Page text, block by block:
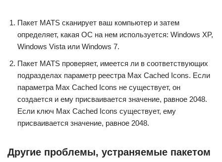
Пакет MATS сканирует ваш компьютер и затем
определяет, какая ОС на нем используется: Windows XP,
Windows Vista или Windows 7.
Пакет MATS проверяет, имеется ли в соответствующих
подразделах параметр реестра Max Cached Icons. Если
параметра Max Cached Icons не существует, он
создается и ему присваивается значение, равное 2048.
Если ключ Max Cached Icons существует, ему
присваивается значение, равное 2048.
Другие проблемы, устраняемые пакетом